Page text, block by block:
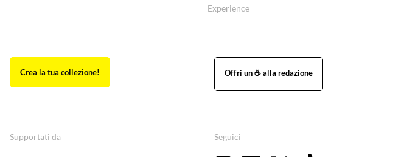
Experience
Supportati da Seguici